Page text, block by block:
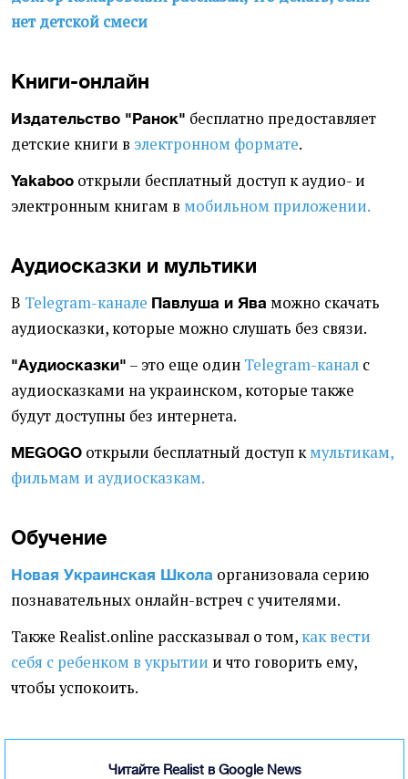
нет детской смеси
Книги-онлайн
Издательство "Ранок" бесплатно предоставляет
детские книги в электронном формате.
Yakaboo открыли бесплатный доступ к аудио- и
электронным книгам в мобильном приложении.
Аудиосказки и мультики
В Telegram-канале Павлуша и Ява можно скачать
аудиосказки, которые можно слушать без связи.
"Аудиосказки" – это еще один Telegram-канал с
аудиосказками на украинском, которые также
будут доступны без интернета.
MEGOGO открыли бесплатный доступ кмультикам,
фильмам и аудиосказкам.
Обучение
Новая Украинская Школа организовала серию
познавательных онлайн-встреч с учителями.
Также Realist.online рассказывал о том, как вести
себя с ребенком в укрытии и что говорить ему,
чтобы успокоить.
Читайте Realist в Google News